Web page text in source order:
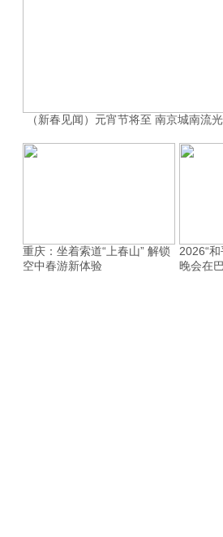
（新春见闻）元宵节将至 南京城南流
重庆：坐着索道“上春山” 解锁
空中春游新体验
2026“
晚会在